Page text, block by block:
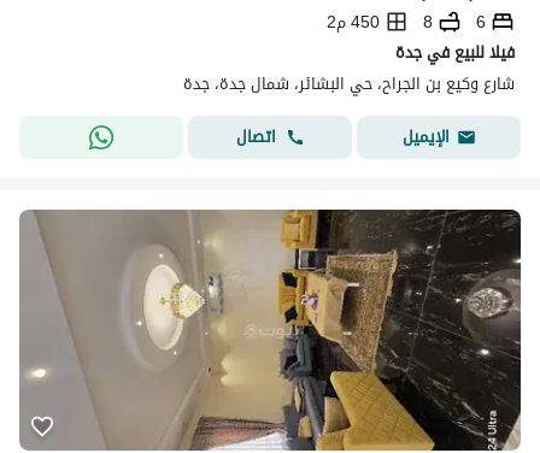
6
8
450 م2
فيلا للبيع في جدة
شارع وكيع بن الجراح، حي البشائر، شمال جدة، جدة
الإيميل
اتصال